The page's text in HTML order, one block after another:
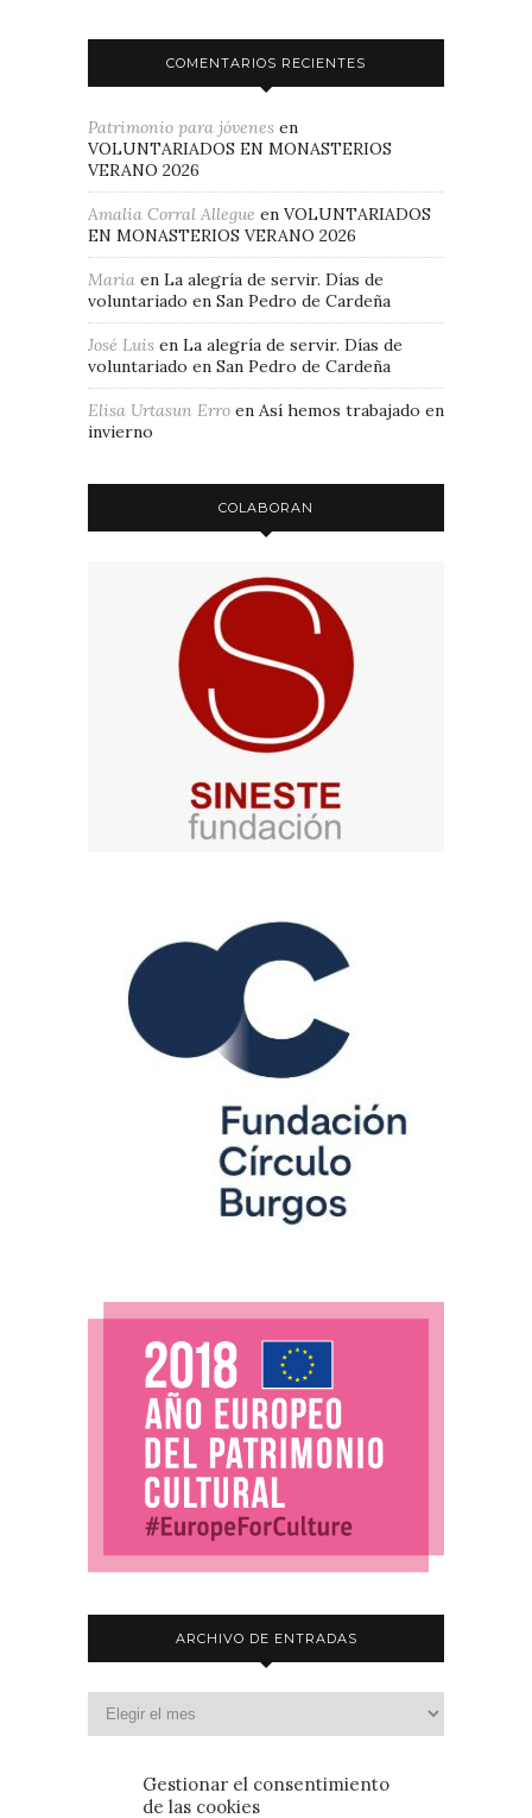
Gestionar el consentimiento
de las cookies
COMENTARIOS RECIENTES
Patrimonio para jóvenes en
VOLUNTARIADOS EN MONASTERIOS
VERANO 2026
Amalia Corral Allegue en VOLUNTARIADOS
EN MONASTERIOS VERANO 2026
Maria en La alegría de servir. Días de
voluntariado en San Pedro de Cardeña
José Luis en La alegría de servir. Días de
voluntariado en San Pedro de Cardeña
Elisa Urtasun Erro en Así hemos trabajado en
invierno
COLABORAN
ARCHIVO DE ENTRADAS